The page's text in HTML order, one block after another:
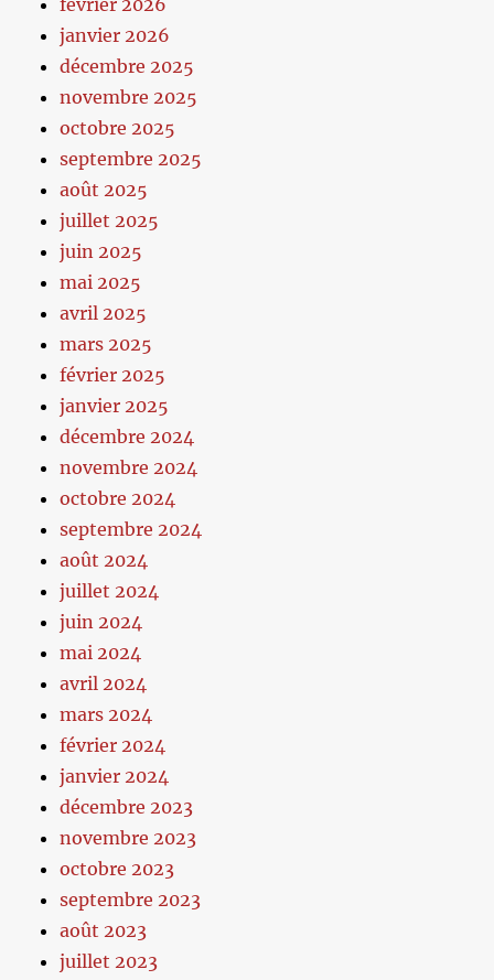
février 2026
janvier 2026
décembre 2025
novembre 2025
octobre 2025
septembre 2025
août 2025
juillet 2025
juin 2025
mai 2025
avril 2025
mars 2025
février 2025
janvier 2025
décembre 2024
novembre 2024
octobre 2024
septembre 2024
août 2024
juillet 2024
juin 2024
mai 2024
avril 2024
mars 2024
février 2024
janvier 2024
décembre 2023
novembre 2023
octobre 2023
septembre 2023
août 2023
juillet 2023